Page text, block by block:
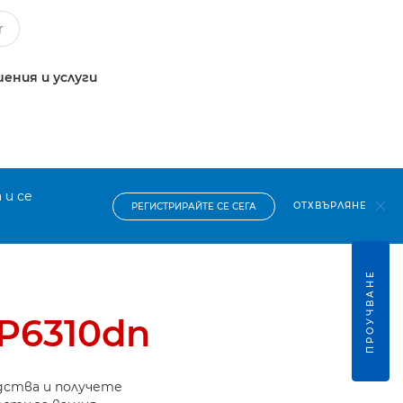
и услуги
се
РЕГИСТРИРАЙТЕ СЕ СЕГА ОТХВЪРЛЯНЕ
и получете
ПРОУЧВАНЕ